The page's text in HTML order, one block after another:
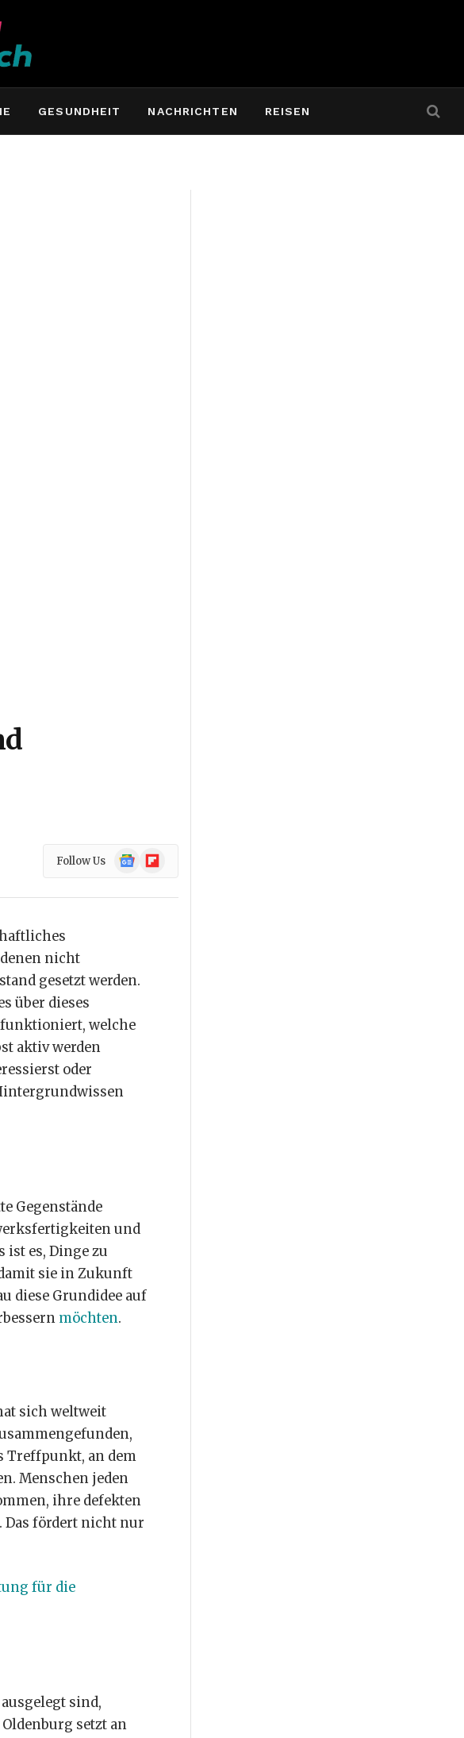
GESUNDHEIT NACHRICHTEN REISEN
Follow Us
GoogleFlipboard
nicht
gesetzt werden.
über dieses
funktioniert, welche
aktiv werden
oder
Gegenstände
und
ist es, Dinge zu
sie in Zukunft
diese Grundidee auf
möchten.
sich weltweit
Treffpunkt, an dem
Menschen jeden
ihre defekten
Das fördert nicht nur
für die
sind,
setzt an